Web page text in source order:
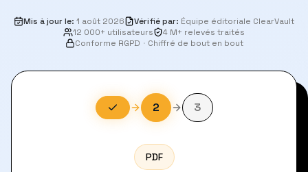
Mis à jour le: 1 août 2026 Vérifié par: Équipe éditoriale ClearVault
12 000+ utilisateurs
4 M+ relevés traités
Conforme RGPD · Chiffré de bout en bout
2 3
PDF